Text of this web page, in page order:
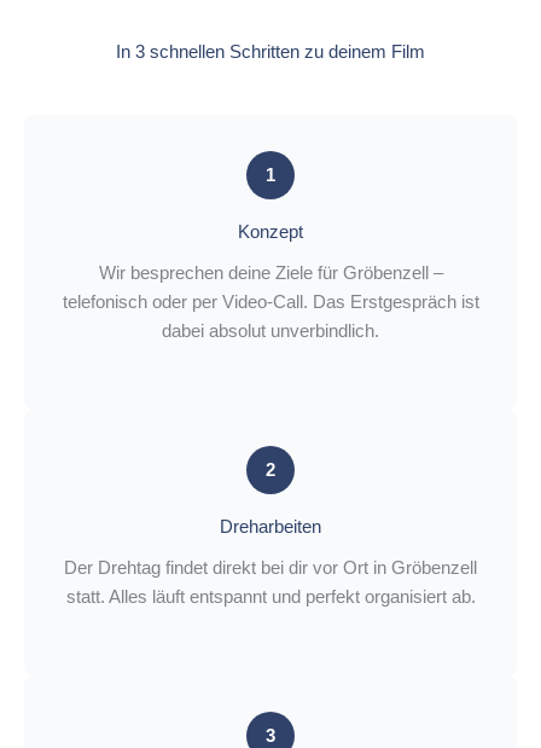
In 3 schnellen Schritten zu deinem Film
1
Konzept
Wir besprechen deine Ziele für Gröbenzell –
telefonisch oder per Video-Call. Das Erstgespräch ist
dabei absolut unverbindlich.
2
Dreharbeiten
Der Drehtag findet direkt bei dir vor Ort in Gröbenzell
statt. Alles läuft entspannt und perfekt organisiert ab.
3